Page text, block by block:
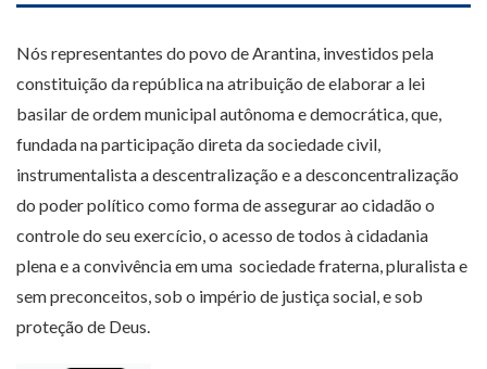
Nós representantes do povo de Arantina, investidos pela
constituição da república na atribuição de elaborar a lei
basilar de ordem municipal autônoma e democrática, que,
fundada na participação direta da sociedade civil,
instrumentalista a descentralização e a desconcentralização
do poder político como forma de assegurar ao cidadão o
controle do seu exercício, o acesso de todos à cidadania
plena e a convivência em uma sociedade fraterna, pluralista e
sem preconceitos, sob o império de justiça social, e sob
proteção de Deus.